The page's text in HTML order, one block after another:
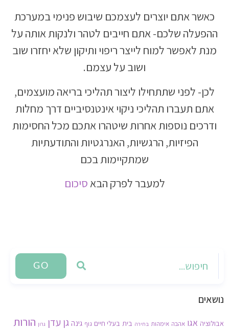
כאשר אתם יוצרים לעצמכם שיבוש פנימי במערכת
ההפעלה שלכם- אתם חייבים לטהר ולנקות אותה על
מנת לאפשר למוח לייצר ריפוי ותיקון שלא יחזרו שוב
ושוב על עצמם.
לכן- לפני שתתחילו ליצור תהליכי בריאה מועצמים,
אתם תעברו תהליכי ניקוי אינטנסיביים דרך מחלות
ודרכים נוספות אחרות שיטהרו אתכם מכל החסימות
הפיזיות, הרגשיות, האנרגטיות והתודעתיות
שמתקיימות בכם
למעבר לפרק הבאסיכום
GO
נושאים
אבולוציה אגו אהבה אימהות בחירה בית בעלי חיים גוף גינה גן עדן גרון הורות